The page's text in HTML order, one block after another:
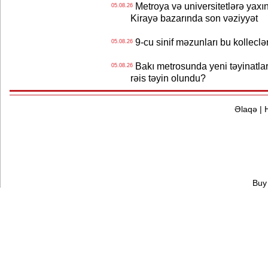
05.08.26Metroya və universitetlərə
Kirayə bazarında son vəziyyət
05.08.269-cu sinif məzunları bu
05.08.26Bakı metrosunda yeni
rəis təyin olundu?
Əlaqə|